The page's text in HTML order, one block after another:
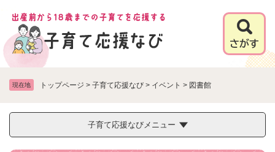
の
先
現在地 トップページ > 子育て応援なび > イベント > 図書館
子育て応援なびメニュー